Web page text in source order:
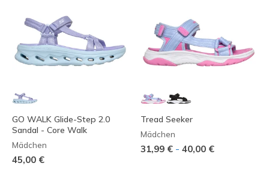
GO WALK Glide-Step 2.0
Sandal - Core Walk
Mädchen
45,00 €
Tread Seeker
Mädchen
31,99 € - 40,00 €